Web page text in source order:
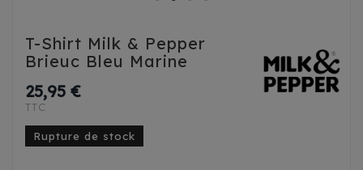
T-Shirt Milk & Pepper
Brieuc Bleu Marine
25,95 €
TTC
Rupture de stock